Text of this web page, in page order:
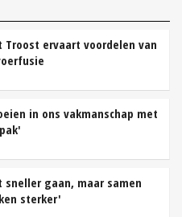
Troost ervaart voordelen van
in ons vakmanschap met
sneller gaan, maar samen
sterker'